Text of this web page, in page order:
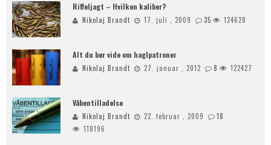
Riffeljagt – Hvilken kaliber?
Nikolaj Brandt 17. juli , 2009 35 124628
Alt du bør vide om haglpatroner
Nikolaj Brandt 27. januar , 2012 8 122427
Våbentilladelse
Nikolaj Brandt 22. februar , 2009
18
118196